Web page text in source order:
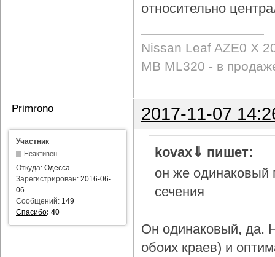
относительно
Nissan Leaf AZE0 X
MB ML320 - в
Primrono 2017-11-07
Участник
Неактивен
Откуда: Одесса
Зарегистрирован: 2016-06-
06
Сообщений: 149
Спасибо: 40
kovax⇓ пишет:
он же одинаковый
сечения
Он одинаковый, да.
обоих краев) и